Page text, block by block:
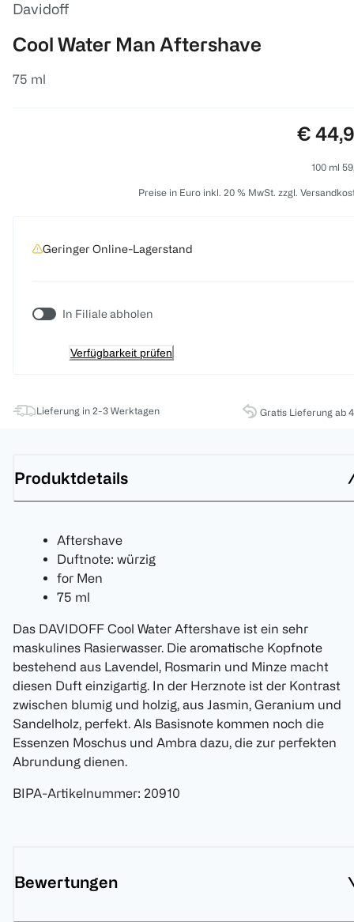
Davidoff
Cool Water Man Aftershave
75 ml
Preis:
€
100 ml
Preise in Euro inkl. 20 % MwSt. zzgl.
Geringer Online-Lagerstand
In Filiale abholen
Verfügbarkeit prüfen
Lieferung in 2-3 Werktagen Gratis Lieferung ab
Produktdetails
Aftershave
Duftnote: würzig
for Men
75 ml
Das DAVIDOFF Cool Water Aftershave ist ein sehr
maskulines Rasierwasser. Die aromatische Kopfnote
bestehend aus Lavendel, Rosmarin und Minze macht
diesen Duft einzigartig. In der Herznote ist der Kontrast
zwischen blumig und holzig, aus Jasmin, Geranium und
Sandelholz, perfekt. Als Basisnote kommen noch die
Essenzen Moschus und Ambra dazu, die zur perfekten
Abrundung dienen.
BIPA-Artikelnummer: 20910
Bewertungen